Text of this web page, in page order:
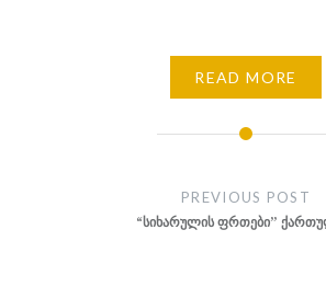
READ MORE
PREVIOUS POST
“სიხარულის ფრთები”